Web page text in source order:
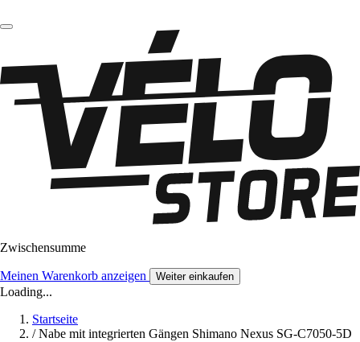
Zwischensumme
Meinen Warenkorb anzeigen Weiter einkaufen
Loading...
Startseite
/ Nabe mit integrierten Gängen Shimano Nexus SG-C7050-5D